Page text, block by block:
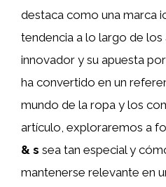
destaca como una marca
tendencia a lo largo de los
innovador y su apuesta
ha convertido en un
mundo de la ropa y los
artículo, exploraremos a
& s sea tan especial y
mantenerse relevante en